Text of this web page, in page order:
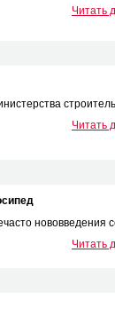
Читать
Читать
нововведения
Читать